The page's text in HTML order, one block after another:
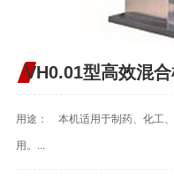
VH0.01型高效混
用途： 本机适用于制药、化工
用。...